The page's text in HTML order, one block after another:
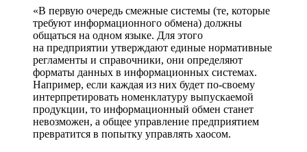
«В первую очередь смежные системы (те, которые
требуют информационного обмена) должны
общаться на одном языке. Для этого
на предприятии утверждают единые нормативные
регламенты и справочники, они определяют
форматы данных в информационных системах.
Например, если каждая из них будет по-своему
интерпретировать номенклатуру выпускаемой
продукции, то информационный обмен станет
невозможен, а общее управление предприятием
превратится в попытку управлять хаосом.